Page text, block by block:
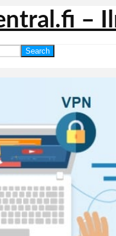
Search